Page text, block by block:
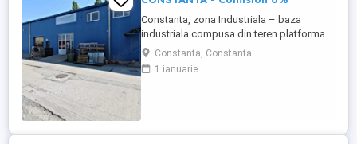
Constanta, zona Industriala – baza
industriala compusa din teren platforma
betonata in suprafata de 8784 mp si 2679
mp construiti impartiti in 4 cladiri dupa
cum urmeaza: C1 – eurohala cu suprafata
Constanta, Constanta
1 ianuarie